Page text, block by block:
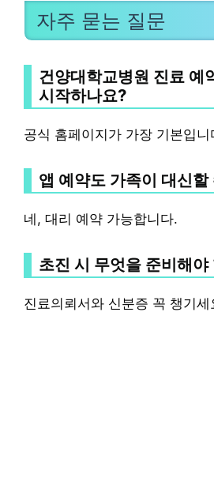
자주 묻는 질문
건양대학교병원 진료 예
시작하나요?
공식 홈페이지가 가장 기본입니
앱 예약도 가족이 대신할
네, 대리 예약 가능합니다.
초진 시 무엇을 준비해야
진료의뢰서와 신분증 꼭 챙기세